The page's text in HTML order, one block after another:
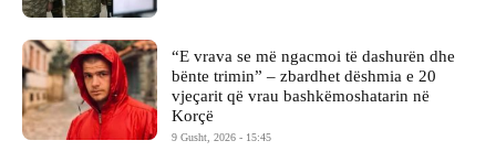
“E vrava se më ngacmoi të dashurën dhe
bënte trimin” – zbardhet dëshmia e 20
vjeçarit që vrau bashkëmoshatarin në
Korçë
9 Gusht, 2026 - 15:45